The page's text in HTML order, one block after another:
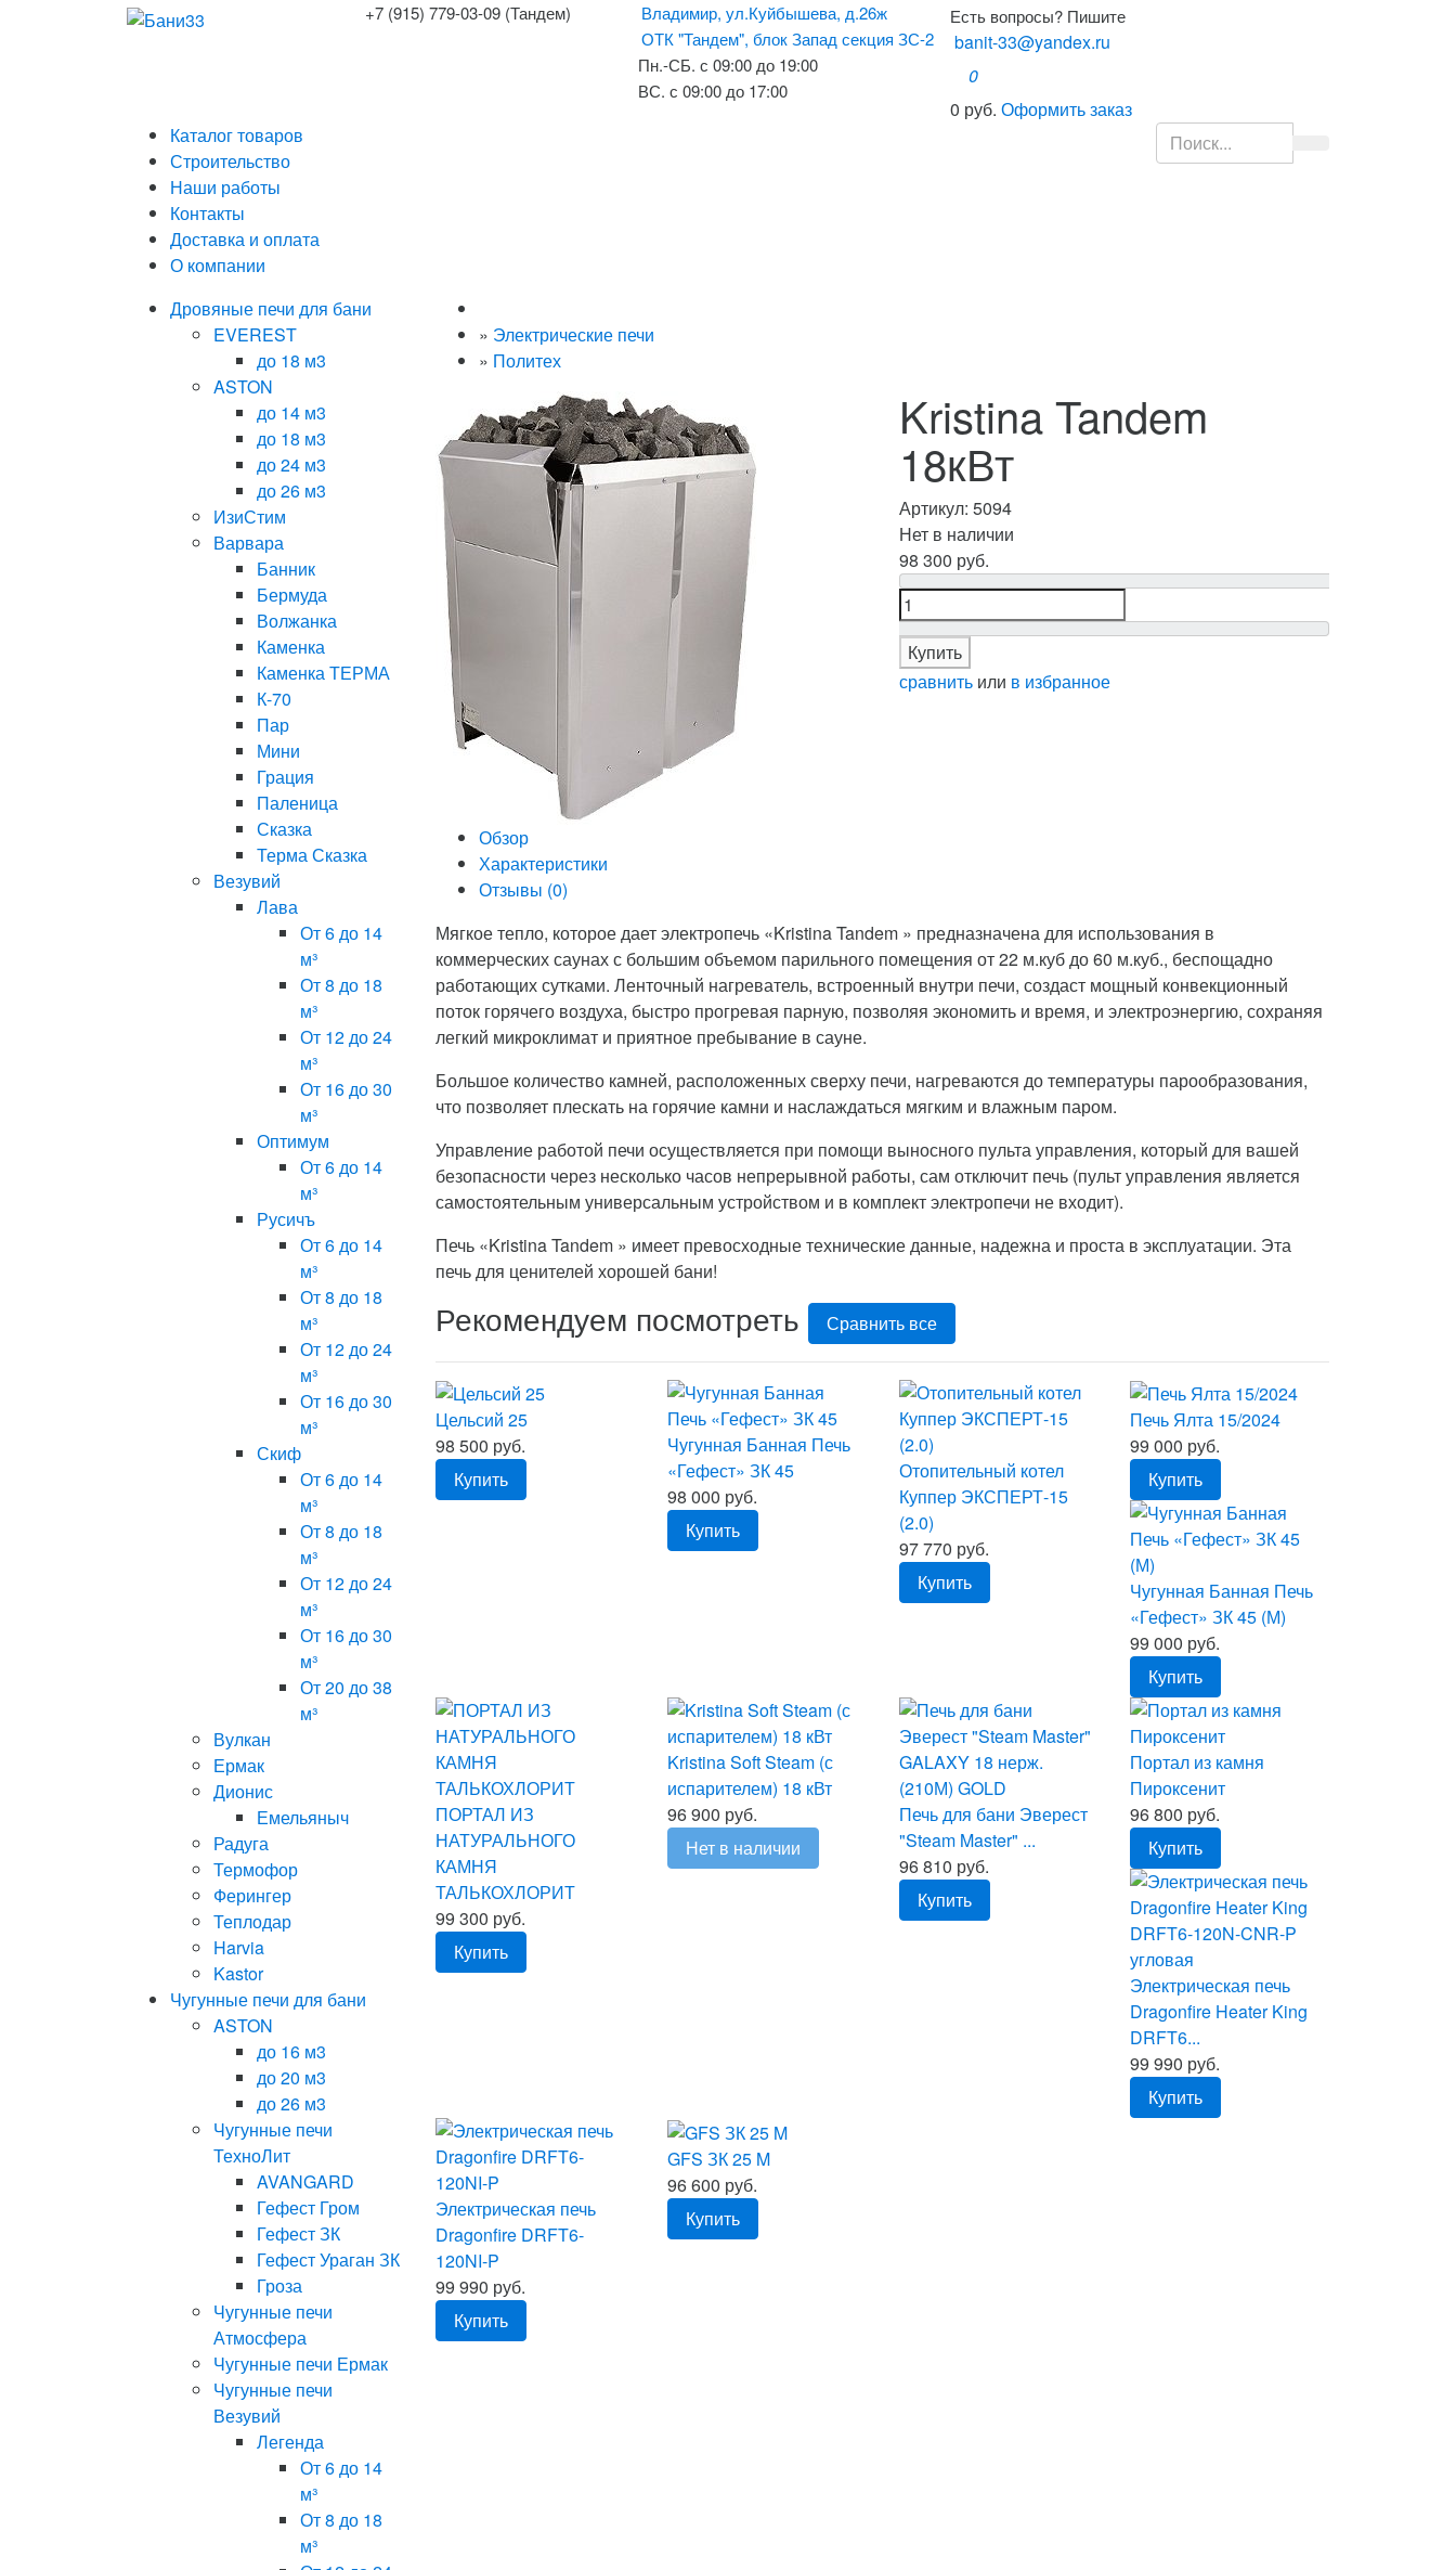
+7 (915) 779-03-09 (Тандем)
Владимир, ул.Куйбышева, д.26ж
ОТК "Тандем", блок Запад секция ЗС-2
Пн.-СБ. с 09:00 до 19:00
ВС. с 09:00 до 17:00
Есть вопросы? Пишите
banit-33@yandex.ru
0
0 руб. Оформить заказ
Каталог товаров
Строительство
Наши работы
Контакты
Доставка и оплата
О компании
Дровяные печи для бани
EVEREST
до 18 м3
ASTON
до 14 м3
до 18 м3
до 24 м3
до 26 м3
ИзиСтим
Варвара
Банник
Бермуда
Волжанка
Каменка
Каменка ТЕРМА
К-70
Пар
Мини
Грация
Паленица
Сказка
Терма Сказка
Везувий
Лава
От 6 до 14
м³
От 8 до 18
м³
От 12 до 24
м³
От 16 до 30
м³
Оптимум
От 6 до 14
м³
Русичъ
От 6 до 14
м³
От 8 до 18
м³
От 12 до 24
м³
От 16 до 30
м³
Скиф
От 6 до 14
м³
От 8 до 18
м³
От 12 до 24
м³
От 16 до 30
м³
От 20 до 38
м³
Вулкан
Ермак
Дионис
Емельяныч
Радуга
Термофор
Ферингер
Теплодар
Harvia
Kastor
Чугунные печи для бани
ASTON
до 16 м3
до 20 м3
до 26 м3
Чугунные печи
ТехноЛит
AVANGARD
Гефест Гром
Гефест ЗК
Гефест Ураган ЗК
Гроза
Чугунные печи
Атмосфера
Чугунные печи Ермак
Чугунные печи
Везувий
Легенда
От 6 до 14
м³
От 8 до 18
м³
» Электрические печи
» Политех
Kristina Tandem
18кВт
Артикул: 5094
Нет в наличии
98 300 руб.
Купить
сравнить или в избранное
Обзор
Характеристики
Отзывы (0)
Мягкое тепло, которое дает электропечь «Kristina Tandem » предназначена для использования в
коммерческих саунах с большим объемом парильного помещения от 22 м.куб до 60 м.куб., беспощадно
работающих сутками. Ленточный нагреватель, встроенный внутри печи, создаст мощный конвекционный
поток горячего воздуха, быстро прогревая парную, позволяя экономить и время, и электроэнергию, сохраняя
легкий микроклимат и приятное пребывание в сауне.
Большое количество камней, расположенных сверху печи, нагреваются до температуры парообразования,
что позволяет плескать на горячие камни и наслаждаться мягким и влажным паром.
Управление работой печи осуществляется при помощи выносного пульта управления, который для вашей
безопасности через несколько часов непрерывной работы, сам отключит печь (пульт управления является
самостоятельным универсальным устройством и в комплект электропечи не входит).
Печь «Kristina Tandem » имеет превосходные технические данные, надежна и проста в эксплуатации. Эта
печь для ценителей хорошей бани!
Рекомендуем посмотреть Сравнить все
Цельсий 25
98 500 руб.
Купить
Чугунная Банная Печь
«Гефест» ЗК 45
98 000 руб.
Купить
Отопительный котел
Куппер ЭКСПЕРТ-15
(2.0)
97 770 руб.
Купить
Печь Ялта 15/2024
99 000 руб.
Купить
Чугунная Банная Печь
«Гефест» ЗК 45 (М)
99 000 руб.
Купить
ПОРТАЛ ИЗ
НАТУРАЛЬНОГО
КАМНЯ
ТАЛЬКОХЛОРИТ
99 300 руб.
Купить
Kristina Soft Steam (с
испарителем) 18 кВт
96 900 руб.
Нет в наличии
Печь для бани Эверест
"Steam Master" ...
96 810 руб.
Купить
Портал из камня
Пироксенит
96 800 руб.
Купить
Электрическая печь
Dragonfire Heater King
DRFT6...
99 990 руб.
Купить
Электрическая печь
Dragonfire DRFT6-
120NI-P
99 990 руб.
Купить
GFS ЗК 25 M
96 600 руб.
Купить